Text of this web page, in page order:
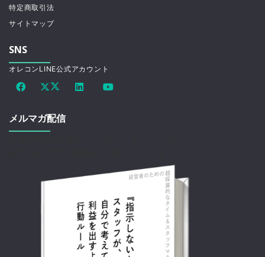
特定商取引法
サイトマップ
SNS
オレコンLINE公式アカウント
メルマガ配信